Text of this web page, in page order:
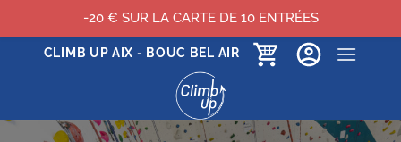
PasserCLIMB UP AIX - BOUC BEL AIR
-20 € SUR LA CARTE DE 10 ENTRÉES